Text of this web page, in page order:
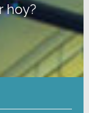
hoy?